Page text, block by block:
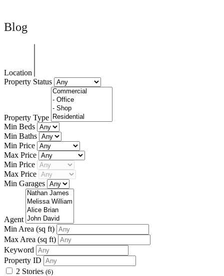
Blog
Location
Property Status
Property Type
Min Beds
Min Baths
Min Price
Max Price
Min Price
Max Price
Min Garages
Agent
Min Area (sq ft)
Max Area (sq ft)
Keyword
Property ID
2 Stories (6)